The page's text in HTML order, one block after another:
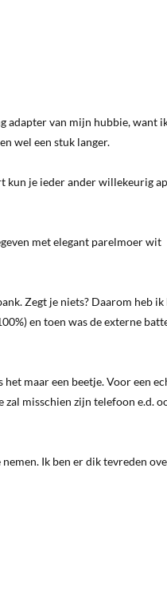
adapter van mijn hubbie, want
wel een stuk langer.
kun je ieder ander willekeurig
met elegant parelmoer wit
Zegt je niets? Daarom heb ik
en toen was de externe
maar een beetje. Voor een
misschien zijn telefoon e.d.
Ik ben er dik tevreden